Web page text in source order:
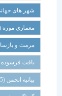
شهر های جهانی(17)
معماری موزه(16)
مرمت و بازسازی(16)
بافت فرسوده (15)
بیانیه انجمن(15)